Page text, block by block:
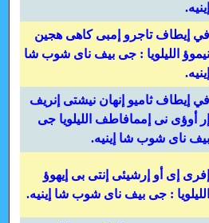
إينيه.
في إيطاف تاجرو إمبى كاهى هجين
نيموؤ الليلويا : جى بيف ناى شوب شا
إينيه.
في إيطاف ثاميو إنهان نيشتى إنريف
إر أوؤى نى إممافاطف الليلويا جى
بيف ناى شوب شا إينيه.
إفرى إى أو إرشيئى إنتى بى إيهوؤ
الليلويا : جى بيف ناى شوب شا إينيه.